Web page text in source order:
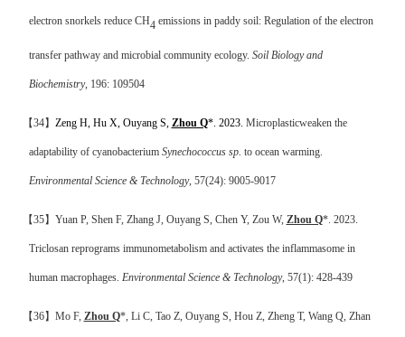
electron snorkels reduce CH4 emissions in paddy soil: Regulation of the electron
transfer pathway and microbial community ecology. Soil Biology and
Biochemistry, 196: 109504
【34】 Zeng H, Hu X, Ouyang S, Zhou Q*. 2023. Microplasticweaken the
adaptability of cyanobacterium Synechococcus sp. to ocean warming.
Environmental Science & Technology, 57(24): 9005-9017
【35】 Yuan P, Shen F, Zhang J, Ouyang S, Chen Y, Zou W, Zhou Q*. 2023.
Triclosan reprograms immunometabolism and activates the inflammasome in
human macrophages. Environmental Science & Technology, 57(1): 428-439
【36】 Mo F, Zhou Q*, Li C, Tao Z, Ouyang S, Hou Z, Zheng T, Wang Q, Zhan